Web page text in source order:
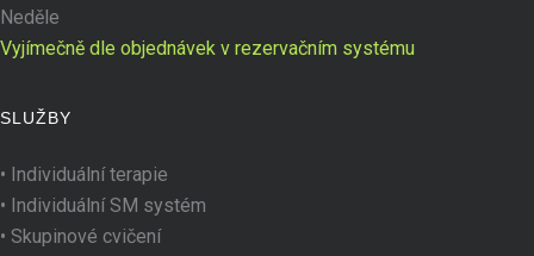
Neděle
Vyjímečně dle objednávek v rezervačním systému
SLUŽBY
• Individuální terapie
• Individuální SM systém
• Skupinové cvičení